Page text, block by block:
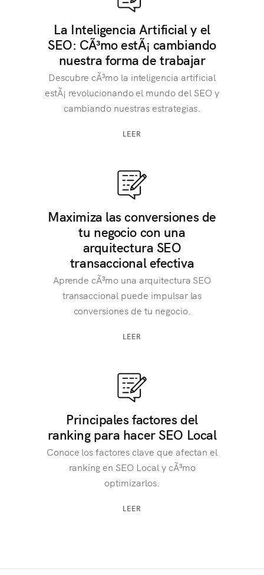
La Inteligencia Artificial y el
SEO: CÃ³mo estÃ¡ cambiando
nuestra forma de trabajar
Descubre cÃ³mo la inteligencia artificial
estÃ¡ revolucionando el mundo del SEO y
cambiando nuestras estrategias.
LEER
Maximiza las conversiones de
tu negocio con una
arquitectura SEO
transaccional efectiva
Aprende cÃ³mo una arquitectura SEO
transaccional puede impulsar las
conversiones de tu negocio.
LEER
Principales factores del
ranking para hacer SEO Local
Conoce los factores clave que afectan el
ranking en SEO Local y cÃ³mo
optimizarlos.
LEER